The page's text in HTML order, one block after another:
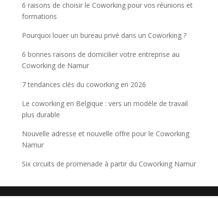
6 raisons de choisir le Coworking pour vos réunions et
formations
Pourquoi louer un bureau privé dans un Coworking ?
6 bonnes raisons de domicilier votre entreprise au
Coworking de Namur
7 tendances clés du coworking en 2026
Le coworking en Belgique : vers un modèle de travail
plus durable
Nouvelle adresse et nouvelle offre pour le Coworking
Namur
Six circuits de promenade à partir du Coworking Namur